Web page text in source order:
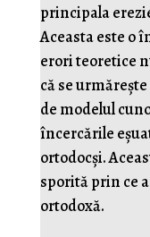
principala
Aceasta este o
erori teoretice
că se
de modelul
încercările
ortodocși.
sporită prin ce
ortodoxă.